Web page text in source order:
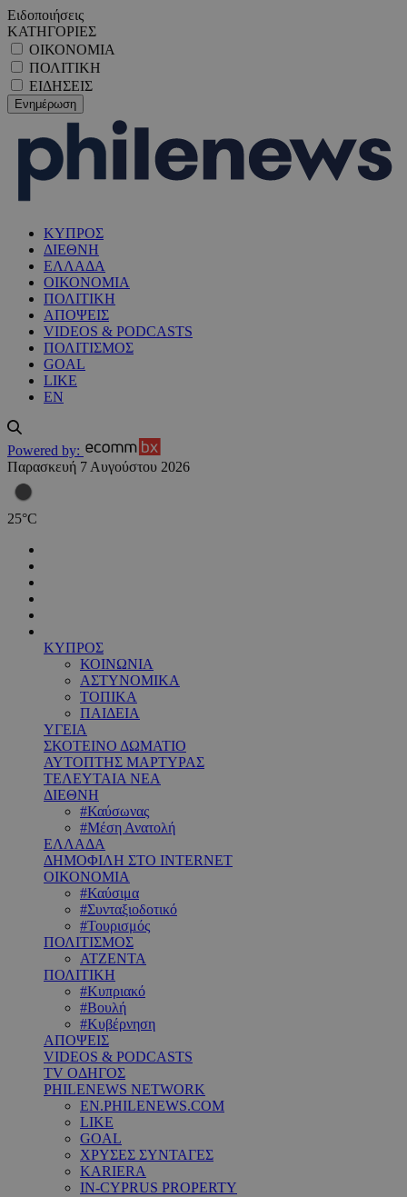
Ειδοποιήσεις
ΚΑΤΗΓΟΡΙΕΣ
ΟΙΚΟΝΟΜΙΑ
ΠΟΛΙΤΙΚΗ
ΕΙΔΗΣΕΙΣ
ΚΥΠΡΟΣ
ΔΙΕΘΝΗ
ΕΛΛΑΔΑ
ΟΙΚΟΝΟΜΙΑ
ΠΟΛΙΤΙΚΗ
ΑΠΟΨΕΙΣ
VIDEOS & PODCASTS
ΠΟΛΙΤΙΣΜΟΣ
GOAL
LIKE
EN
Powered by:
Παρασκευή 7 Αυγούστου 2026
25°C
ΚΥΠΡΟΣ
ΚΟΙΝΩΝΙΑ
ΑΣΤΥΝΟΜΙΚΑ
ΤΟΠΙΚΑ
ΠΑΙΔΕΙΑ
ΥΓΕΙΑ
ΣΚΟΤΕΙΝΟ ΔΩΜΑΤΙΟ
ΑΥΤΟΠΤΗΣ ΜΑΡΤΥΡΑΣ
ΤΕΛΕΥΤΑΙΑ ΝΕΑ
ΔΙΕΘΝΗ
#Καύσωνας
#Μέση Ανατολή
ΕΛΛΑΔΑ
ΔΗΜΟΦΙΛΗ ΣΤΟ INTERNET
ΟΙΚΟΝΟΜΙΑ
#Καύσιμα
#Συνταξιοδοτικό
#Τουρισμός
ΠΟΛΙΤΙΣΜΟΣ
ΑΤΖΕΝΤΑ
ΠΟΛΙΤΙΚΗ
#Κυπριακό
#Βουλή
#Κυβέρνηση
ΑΠΟΨΕΙΣ
VIDEOS & PODCASTS
TV ΟΔΗΓΟΣ
PHILENEWS NETWORK
EN.PHILENEWS.COM
LIKE
GOAL
ΧΡΥΣΕΣ ΣΥΝΤΑΓΕΣ
KARIERA
IN-CYPRUS PROPERTY